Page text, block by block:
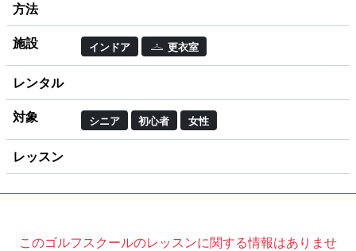
方法
施設 インドア 更衣室
レンタル
対象 シニア 初心者 女性
レッスン
このゴルフスクールのレッスンに関する情報はありませ